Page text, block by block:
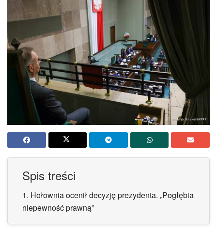
Spis treści
1. Hołownia ocenił decyzję prezydenta. „Pogłębia
niepewność prawną”